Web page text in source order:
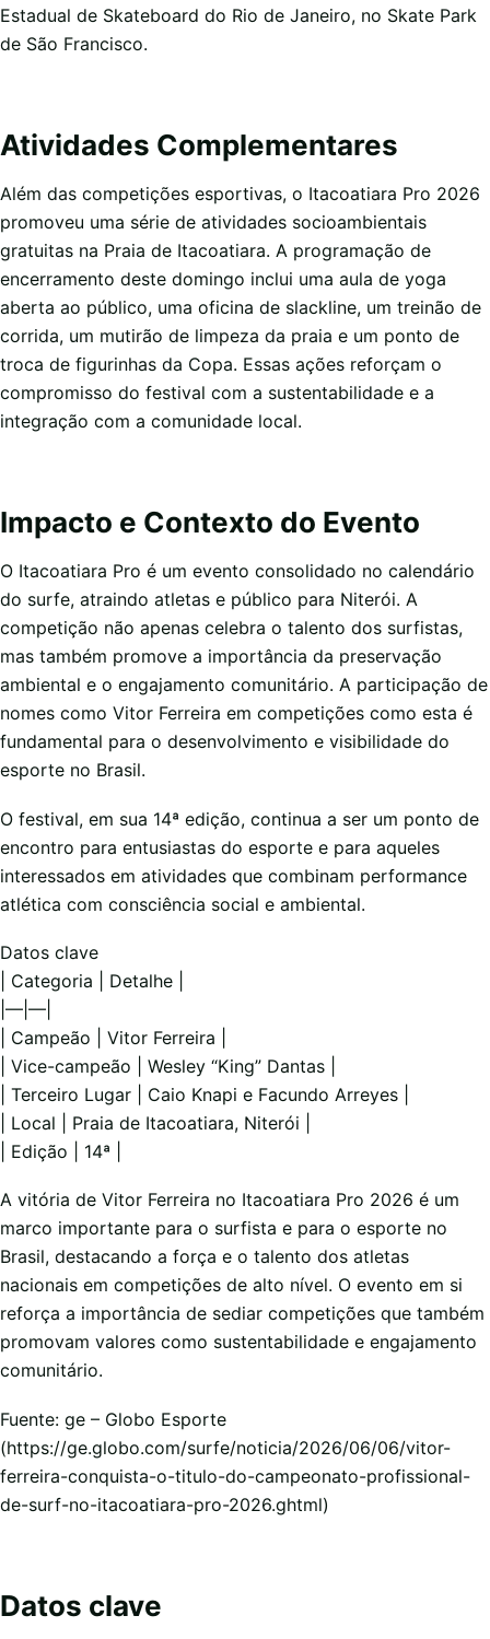
Estadual de Skateboard do Rio de Janeiro, no Skate Park
de São Francisco.
Atividades Complementares
Além das competições esportivas, o Itacoatiara Pro 2026
promoveu uma série de atividades socioambientais
gratuitas na Praia de Itacoatiara. A programação de
encerramento deste domingo inclui uma aula de yoga
aberta ao público, uma oficina de slackline, um treinão de
corrida, um mutirão de limpeza da praia e um ponto de
troca de figurinhas da Copa. Essas ações reforçam o
compromisso do festival com a sustentabilidade e a
integração com a comunidade local.
Impacto e Contexto do Evento
O Itacoatiara Pro é um evento consolidado no calendário
do surfe, atraindo atletas e público para Niterói. A
competição não apenas celebra o talento dos surfistas,
mas também promove a importância da preservação
ambiental e o engajamento comunitário. A participação de
nomes como Vitor Ferreira em competições como esta é
fundamental para o desenvolvimento e visibilidade do
esporte no Brasil.
O festival, em sua 14ª edição, continua a ser um ponto de
encontro para entusiastas do esporte e para aqueles
interessados em atividades que combinam performance
atlética com consciência social e ambiental.
Datos clave
| Categoria | Detalhe |
|—|—|
| Campeão | Vitor Ferreira |
| Vice-campeão | Wesley “King” Dantas |
| Terceiro Lugar | Caio Knapi e Facundo Arreyes |
| Local | Praia de Itacoatiara, Niterói |
| Edição | 14ª |
A vitória de Vitor Ferreira no Itacoatiara Pro 2026 é um
marco importante para o surfista e para o esporte no
Brasil, destacando a força e o talento dos atletas
nacionais em competições de alto nível. O evento em si
reforça a importância de sediar competições que também
promovam valores como sustentabilidade e engajamento
comunitário.
Fuente: ge – Globo Esporte
(https://ge.globo.com/surfe/noticia/2026/06/06/vitor-
ferreira-conquista-o-titulo-do-campeonato-profissional-
de-surf-no-itacoatiara-pro-2026.ghtml)
Datos clave